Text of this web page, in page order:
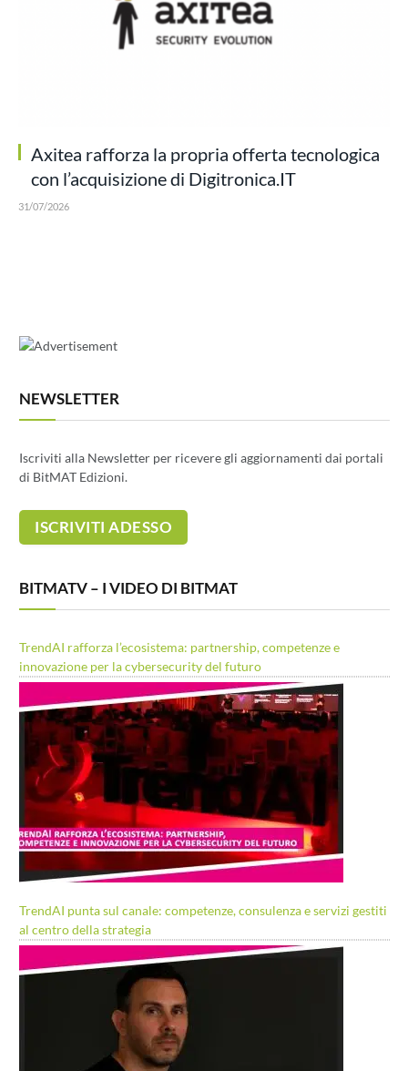
Axitea rafforza la propria offerta tecnologica
con l’acquisizione di Digitronica.IT
31/07/2026
NEWSLETTER
Iscriviti alla Newsletter per ricevere gli aggiornamenti dai portali
di BitMAT Edizioni.
BITMATV – I VIDEO DI BITMAT
TrendAI rafforza l’ecosistema: partnership, competenze e
innovazione per la cybersecurity del futuro
TrendAI punta sul canale: competenze, consulenza e servizi gestiti
al centro della strategia